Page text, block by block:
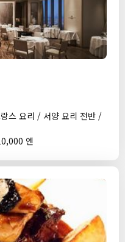
스 요리 / 서양 요리 전반 /
엔